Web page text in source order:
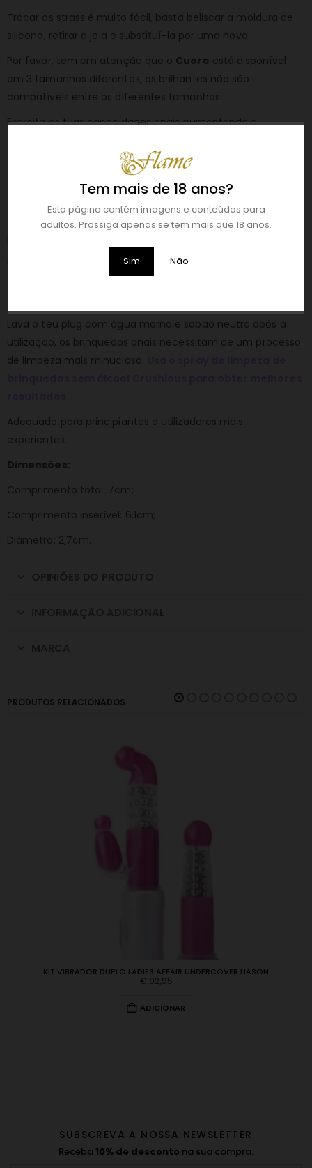
Tem mais de 18 anos?
Esta página contém imagens e conteúdos para
adultos. Prossiga apenas se tem mais que 18 anos.
Sim Não
Trocar os strass é muito fácil, basta beliscar a moldura de
silicone, retirar a joia e substituí-la por uma nova.
Por favor, tem em atenção que o Cuore está disponível
em 3 tamanhos diferentes, os brilhantes não são
compatíveis entre os diferentes tamanhos.
Exercita as tuas capacidades anais aumentando o
silicone de qualidade médica garante uma brincadeira
strip tease e como estimulação extra durante a
Utilizar com lubrificante para uma melhor inserção.
os lubrificantes Crushious à base de água ou Anal para
Lava o teu plug com água morna e sabão neutro após a
utilização, os brinquedos anais necessitam de um processo
de limpeza mais minucioso.
Adequado para principiantes e utilizadores mais
experientes.
Dimensões:
Comprimento total: 7cm;
Comprimento inserível: 6,1cm;
Diâmetro: 2,7cm.
PRODUTOS RELACIONADOS
KIT VIBRADOR DUPLO LADIES AFFAIR UNDERCOVER LIASON
€ 92,95
ADICIONAR
SUBSCREVA A NOSSA NEWSLETTER
Receba 10% de desconto na sua compra.